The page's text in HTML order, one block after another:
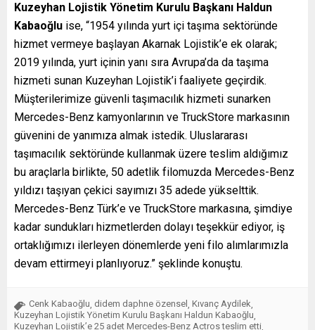
Kuzeyhan Lojistik Yönetim Kurulu Başkanı Haldun
Kabaoğlu ise, “1954 yılında yurt içi taşıma sektöründe
hizmet vermeye başlayan Akarnak Lojistik’e ek olarak;
2019 yılında, yurt içinin yanı sıra Avrupa’da da taşıma
hizmeti sunan Kuzeyhan Lojistik’i faaliyete geçirdik.
Müşterilerimize güvenli taşımacılık hizmeti sunarken
Mercedes-Benz kamyonlarının ve TruckStore markasının
güvenini de yanımıza almak istedik. Uluslararası
taşımacılık sektöründe kullanmak üzere teslim aldığımız
bu araçlarla birlikte, 50 adetlik filomuzda Mercedes-Benz
yıldızı taşıyan çekici sayımızı 35 adede yükselttik.
Mercedes-Benz Türk’e ve TruckStore markasına, şimdiye
kadar sundukları hizmetlerden dolayı teşekkür ediyor, iş
ortaklığımızı ilerleyen dönemlerde yeni filo alımlarımızla
devam ettirmeyi planlıyoruz.” şeklinde konuştu.
Cenk Kabaoğlu, didem daphne özensel , Kıvanç Aydilek,
Kuzeyhan Lojistik Yönetim Kurulu Başkanı Haldun Kabaoğlu,
Kuzeyhan Lojistik’e 25 adet Mercedes-Benz Actros teslim etti,